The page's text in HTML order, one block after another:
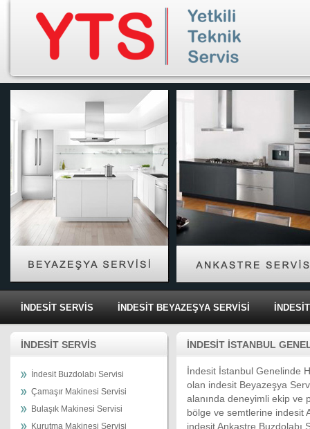
İNDESİT SERVİS İNDESİT BEYAZEŞYA SERVİSİ
İNDESİT SERVİS
İndesit Buzdolabı Servisi
Çamaşır Makinesi Servisi
Bulaşık Makinesi Servisi
Kurutma Makinesi Servisi
İNDESİT İSTANBUL
İndesit İstanbul Genelinde
olan indesit Beyazeşya
alanında deneyimli ekip ve
bölge ve semtlerine indesit
indesit Ankastre Buzdolabı